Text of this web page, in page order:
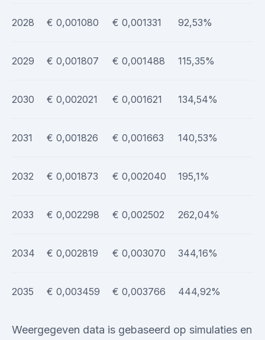
2028 € 0,001080 € 0,001331 92,53%
2029 € 0,001807 € 0,001488 115,35%
2030 € 0,002021 € 0,001621 134,54%
2031 € 0,001826 € 0,001663 140,53%
2032 € 0,001873 € 0,002040 195,1%
2033 € 0,002298 € 0,002502 262,04%
2034 € 0,002819 € 0,003070 344,16%
2035 € 0,003459 € 0,003766 444,92%
Weergegeven data is gebaseerd op simulaties en